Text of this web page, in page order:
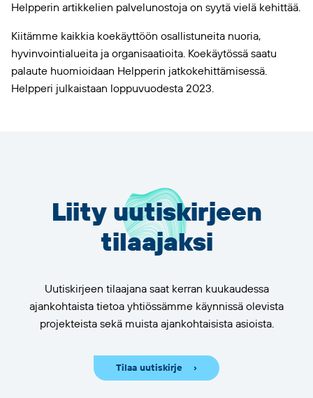
Helpperin artikkelien palvelunostoja on syytä vielä kehittää.
Kiitämme kaikkia koekäyttöön osallistuneita nuoria,
hyvinvointialueita ja organisaatioita. Koekäytössä saatu
palaute huomioidaan Helpperin jatkokehittämisessä.
Helpperi julkaistaan loppuvuodesta 2023.
Liity uutiskirjeen
tilaajaksi
Uutiskirjeen tilaajana saat kerran kuukaudessa
ajankohtaista tietoa yhtiössämme käynnissä olevista
projekteista sekä muista ajankohtaisista asioista.
Tilaa uutiskirje